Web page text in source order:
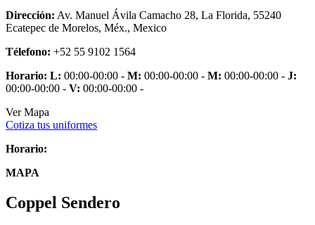
Dirección: Av. Manuel Ávila Camacho 28, La Florida, 55240
Ecatepec de Morelos, Méx., Mexico
Télefono: +52 55 9102 1564
Horario: L: 00:00-00:00 - M: 00:00-00:00 - M: 00:00-00:00 - J:
00:00-00:00 - V: 00:00-00:00 -
Ver Mapa
Cotiza tus uniformes
Horario:
MAPA
Coppel Sendero